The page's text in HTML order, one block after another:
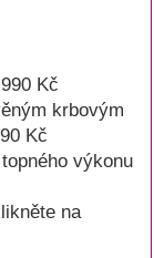
Kč
krbovým
Kč
výkonu
na